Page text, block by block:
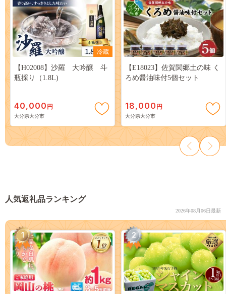
冷蔵
【H02008】沙羅 大吟醸 斗
瓶採り（1.8L)
40,000 円
大分県大分市
【E18023】佐賀関郷土の味 く
ろめ醤油味付5個セット
18,000 円
大分県大分市
人気返礼品ランキング
2026年08月06日最新
1 2